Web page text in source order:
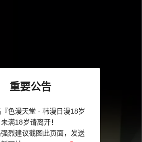
重要公告
色漫天堂 - 韩漫日漫18岁
满18岁请离开！
烈建议截图此页面，发送